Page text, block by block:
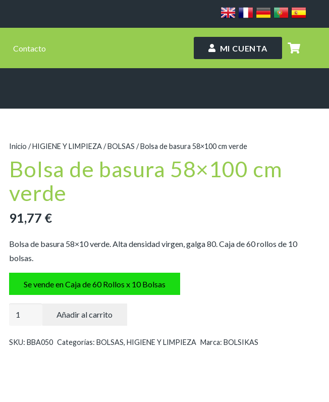
Contacto MI CUENTA
Inicio /HIGIENE Y LIMPIEZA/BOLSAS / Bolsa de basura 58×100 cm verde
Bolsa de basura 58×100 cm
verde
91,77 €
Bolsa de basura 58×10 verde. Alta densidad virgen, galga 80. Caja de 60 rollos de 10
bolsas.
Se vende en Caja de 60 Rollos x 10 Bolsas
basura
Añadir al carrito
SKU: BBA050 Categorías: BOLSAS, HIGIENE Y LIMPIEZA Marca: BOLSIKAS